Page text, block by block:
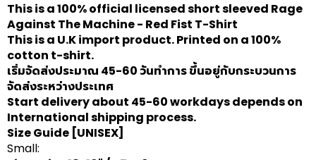
This is a 100% official licensed short sleeved Rage
Against The Machine - Red Fist T-Shirt
This is a U.K import product. Printed on a 100%
cotton t-shirt.
เริ่มจัดส่งประมาณ 45-60 วันทำการ ขึ้นอยู่กับกระบวนการ
จัดส่งระหว่างประเทศ
Start delivery about 45-60 workdays depends on
International shipping process.
Size Guide [UNISEX]
Small: